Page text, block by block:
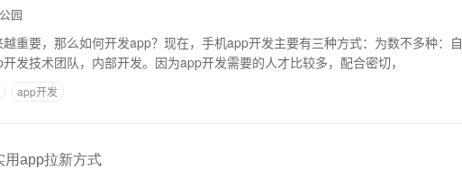
园
重要，那么如何开发app？现在，手机app开发主要有三种方式：为数不多种：自
发技术团队，内部开发。因为app开发需要的人才比较多，配合密切，
app开发
用app拉新方式